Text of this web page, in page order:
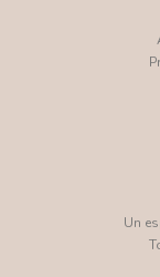
Un